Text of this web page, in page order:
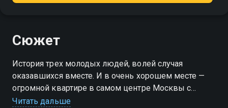
Сюжет
История трех молодых людей, волей случая
оказавшихся вместе. И в очень хорошем месте —
огромной квартире в самом центре Москвы с
выходом на крышу и головокружительным видом
Читать дальше